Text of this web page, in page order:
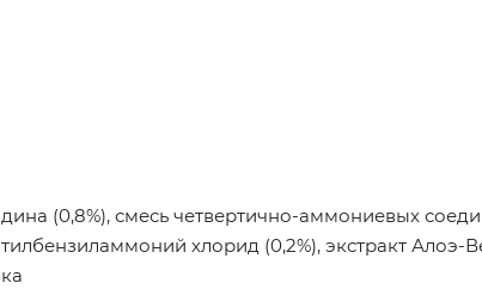
(0,8%), смесь четвертично-аммониевых
хлорид (0,2%), экстракт Алоэ-